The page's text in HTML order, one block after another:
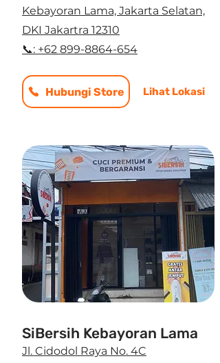
Kebayoran Lama, Jakarta Selatan,
DKI Jakartra 12310
📞: +62 899-8864-654
Hubungi Store Lihat Lokasi
SiBersih Kebayoran Lama
Jl. Cidodol Raya No. 4C